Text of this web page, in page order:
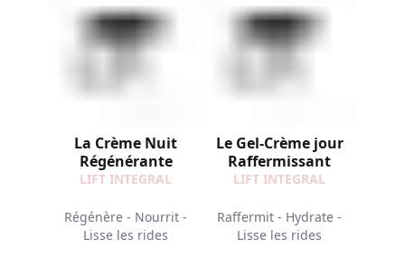
La Crème Nuit
Régénérante
LIFT INTEGRAL
Régénère - Nourrit -
Lisse les rides
Le Gel-Crème jour
Raffermissant
LIFT INTEGRAL
Raffermit - Hydrate -
Lisse les rides